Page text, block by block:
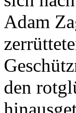
Adam
den